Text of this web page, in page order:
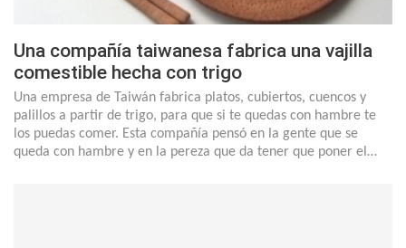
Una compañía taiwanesa fabrica una vajilla
comestible hecha con trigo
Una empresa de Taiwán fabrica platos, cubiertos, cuencos y
palillos a partir de trigo, para que si te quedas con hambre te
los puedas comer. Esta compañía pensó en la gente que se
queda con hambre y en la pereza que da tener que poner el…